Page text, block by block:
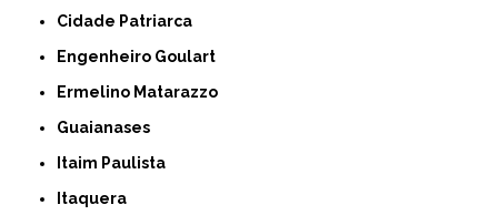
Cidade Patriarca
Engenheiro Goulart
Ermelino Matarazzo
Guaianases
Itaim Paulista
Itaquera